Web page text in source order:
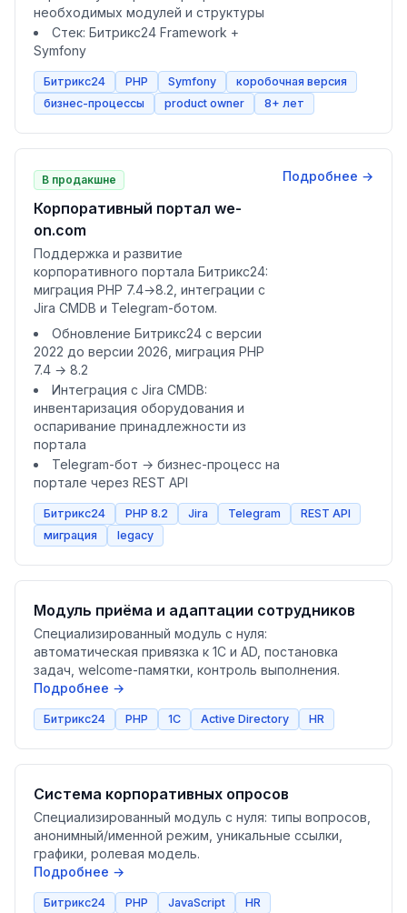
необходимых модулей и структуры
Стек: Битрикс24 Framework +
Symfony
Битрикс24 PHP Symfony
коробочная версия
бизнес-процессы
product owner 8+ лет
В продакшне
Корпоративный портал we-
on.com
Поддержка и развитие
корпоративного портала Битрикс24:
миграция PHP 7.4→8.2, интеграции с
Jira CMDB и Telegram-ботом.
Обновление Битрикс24 с версии
2022 до версии 2026, миграция PHP
7.4 → 8.2
Интеграция с Jira CMDB:
инвентаризация оборудования и
оспаривание принадлежности из
портала
Telegram-бот → бизнес-процесс на
портале через REST API
Подробнее →
Битрикс24 PHP 8.2 Jira Telegram
REST API
миграция
legacy
Модуль приёма и адаптации сотрудников
Специализированный модуль с нуля:
автоматическая привязка к 1С и AD, постановка
задач, welcome-памятки, контроль выполнения.
Подробнее →
Битрикс24 PHP 1С Active Directory HR
Система корпоративных опросов
Специализированный модуль с нуля: типы вопросов,
анонимный/именной режим, уникальные ссылки,
графики, ролевая модель.
Подробнее →
Битрикс24 PHP JavaScript
HR